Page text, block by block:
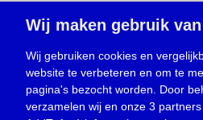
Gemeentepagina(104)
Ingezonden brief(537)
Media(156)
Nieuws (23.329)
Wij maken gebruik
Wij gebruiken cookies en
website te verbeteren en om te
pagina's bezocht worden. Door
verzamelen wij en onze 3